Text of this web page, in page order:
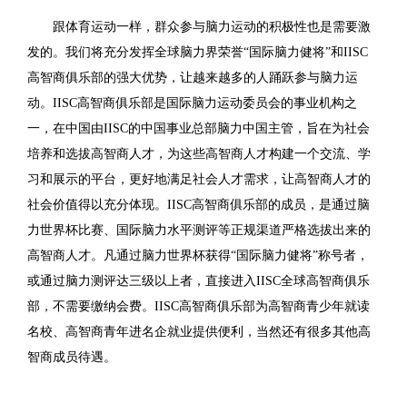
跟体育运动一样，群众参与脑力运动的积极性也是需要激
发的。我们将充分发挥全球脑力界荣誉“国际脑力健将”和IISC
高智商俱乐部的强大优势，让越来越多的人踊跃参与脑力运
动。IISC高智商俱乐部是国际脑力运动委员会的事业机构之
一，在中国由IISC的中国事业总部脑力中国主管，旨在为社会
培养和选拔高智商人才，为这些高智商人才构建一个交流、学
习和展示的平台，更好地满足社会人才需求，让高智商人才的
社会价值得以充分体现。IISC高智商俱乐部的成员，是通过脑
力世界杯比赛、国际脑力水平测评等正规渠道严格选拔出来的
高智商人才。凡通过脑力世界杯获得“国际脑力健将”称号者，
或通过脑力测评达三级以上者，直接进入IISC全球高智商俱乐
部，不需要缴纳会费。IISC高智商俱乐部为高智商青少年就读
名校、高智商青年进名企就业提供便利，当然还有很多其他高
智商成员待遇。